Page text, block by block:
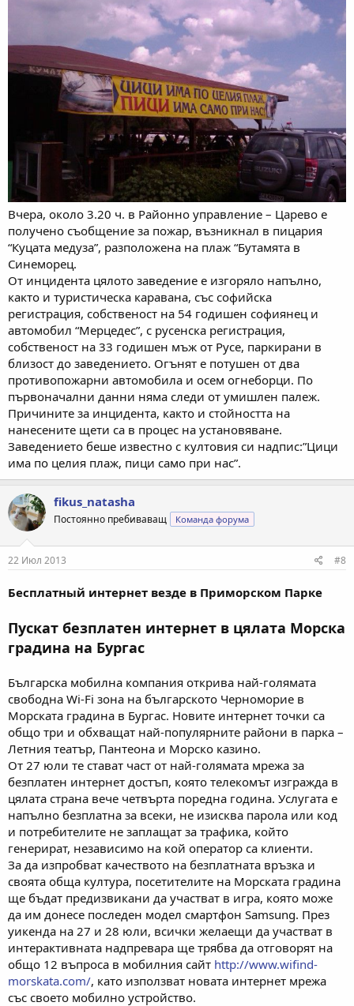
Вчера, около 3.20 ч. в Районно управление – Царево е
получено съобщение за пожар, възникнал в пицария
“Куцата медуза”, разположена на плаж “Бутамята в
Синеморец.
От инцидента цялото заведение е изгоряло напълно,
както и туристическа каравана, със софийска
регистрация, собственост на 54 годишен софиянец и
автомобил “Мерцедес”, с русенска регистрация,
собственост на 33 годишен мъж от Русе, паркирани в
близост до заведението. Огънят е потушен от два
противопожарни автомобила и осем огнеборци. По
първоначални данни няма следи от умишлен палеж.
Причините за инцидента, както и стойността на
нанесените щети са в процес на установяване.
Заведението беше известно с култовия си надпис:”Цици
има по целия плаж, пици само при нас”.
fikus_natasha
Постоянно пребиваващ Команда форума
22 Июл 2013 #8
Бесплатный интернет везде в Приморском Парке
Пускат безплатен интернет в цялата Морска
градина на Бургас
Българска мобилна компания открива най-голямата
свободна Wi-Fi зона на българското Черноморие в
Морската градина в Бургас. Новите интернет точки са
общо три и обхващат най-популярните райони в парка –
Летния театър, Пантеона и Морско казино.
От 27 юли те стават част от най-голямата мрежа за
безплатен интернет достъп, която телекомът изгражда в
цялата страна вече четвърта поредна година. Услугата е
напълно безплатна за всеки, не изисква парола или код
и потребителите не заплащат за трафика, който
генерират, независимо на кой оператор са клиенти.
За да изпробват качеството на безплатната връзка и
своята обща култура, посетителите на Морската градина
ще бъдат предизвикани да участват в игра, която може
да им донесе последен модел смартфон Samsung. През
уикенда на 27 и 28 юли, всички желаещи да участват в
интерактивната надпревара ще трябва да отговорят на
общо 12 въпроса в мобилния сайт http://www.wifind-
morskata.com/, като използват новата интернет мрежа
със своето мобилно устройство.